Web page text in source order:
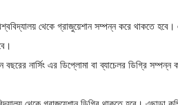
থেকে গ্রাজুয়েশান সম্পন্ন করে থাকতে হবে।
নার্সিং এর ডিপ্লোমা বা ব্যাচেলর ডিগ্রি